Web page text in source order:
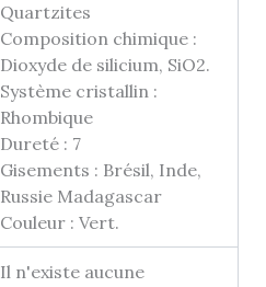
Quartzites
Composition chimique :
Dioxyde de silicium, SiO2.
Système cristallin :
Rhombique
Dureté : 7
Gisements : Brésil, Inde,
Russie Madagascar
Couleur : Vert.
Il n'existe aucune